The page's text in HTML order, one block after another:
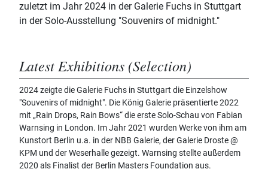
zuletzt im Jahr 2024 in der Galerie Fuchs in Stuttgart
in der Solo-Ausstellung "Souvenirs of midnight."
Latest Exhibitions (Selection)
2024 zeigte die Galerie Fuchs in Stuttgart die Einzelshow
"Souvenirs of midnight". Die König Galerie präsentierte 2022
mit „Rain Drops, Rain Bows“ die erste Solo-Schau von Fabian
Warnsing in London. Im Jahr 2021 wurden Werke von ihm am
Kunstort Berlin u.a. in der NBB Galerie, der Galerie Droste @
KPM und der Weserhalle gezeigt. Warnsing stellte außerdem
2020 als Finalist der Berlin Masters Foundation aus.